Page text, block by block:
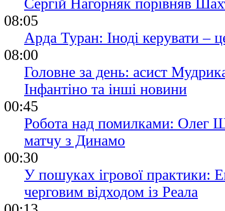
Сергій Нагорняк порівняв
08:05
Арда Туран: Іноді керувати –
08:00
Головне за день: асист
Інфантіно та інші новини
00:45
Робота над помилками: Олег
матчу з Динамо
00:30
У пошуках ігрової практики:
черговим відходом із Реала